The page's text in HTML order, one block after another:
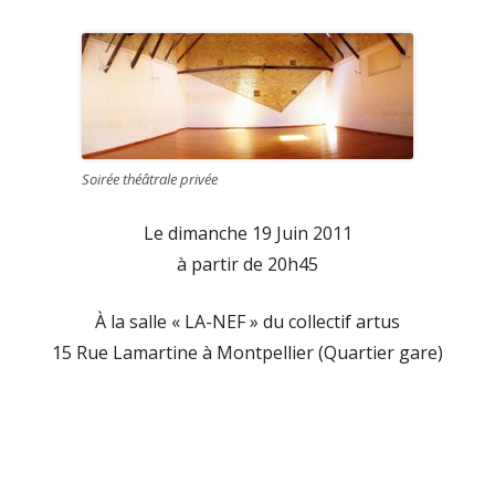
Soirée théâtrale privée
Le dimanche 19 Juin 2011
à partir de 20h45
À la salle « LA-NEF » du collectif artus
15 Rue Lamartine à Montpellier (Quartier gare)